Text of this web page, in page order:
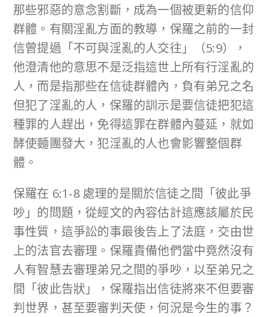
那些邪惡的意念割斷，成為一個被更新的信仰
群體。有關淫亂方面的教導，保羅之前的一封
信曾提過「不可與淫亂的人交往」（5:9），
他澄清他的意思不是泛指這世上所有行淫亂的
人，而是指那些在信徒群體內，負有弟兄之名
但犯了淫亂的人，保羅的訓示是要信徒把犯這
種罪的人趕出，免得這罪在群體內蔓延，就如
酵使麵團發大，犯淫亂的人也會影響整個群
體。
保羅在 6:1-8 處理的是關於信徒之間「彼此爭
吵」的問題，從經文的內容估計這應該屬於民
事性質，這爭訟的事最後告上了法庭，交由世
上的法官去審理。保羅責備他們當中竟然沒有
人有智慧去審理弟兄之間的爭吵，以至弟兄之
間「彼此告狀」，保羅指出信徒將來不但要審
判世界，甚至要審判天使，何況是今生的事？